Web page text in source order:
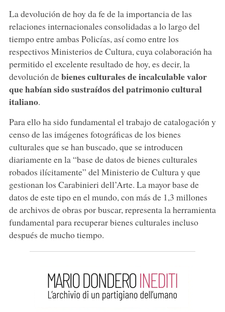
La devolución de hoy da fe de la importancia de las
relaciones internacionales consolidadas a lo largo del
tiempo entre ambas Policías, así como entre los
respectivos Ministerios de Cultura, cuya colaboración ha
permitido el excelente resultado de hoy, es decir, la
devolución debienes culturales de incalculable valor
que habían sido sustraídos del patrimonio cultural
italiano.
Para ello ha sido fundamental el trabajo de catalogación y
censo de las imágenes fotográficas de los bienes
culturales que se han buscado, que se introducen
diariamente en la “base de datos de bienes culturales
robados ilícitamente” del Ministerio de Cultura y que
gestionan los Carabinieri dell’Arte. La mayor base de
datos de este tipo en el mundo, con más de 1,3 millones
de archivos de obras por buscar, representa la herramienta
fundamental para recuperar bienes culturales incluso
después de mucho tiempo.